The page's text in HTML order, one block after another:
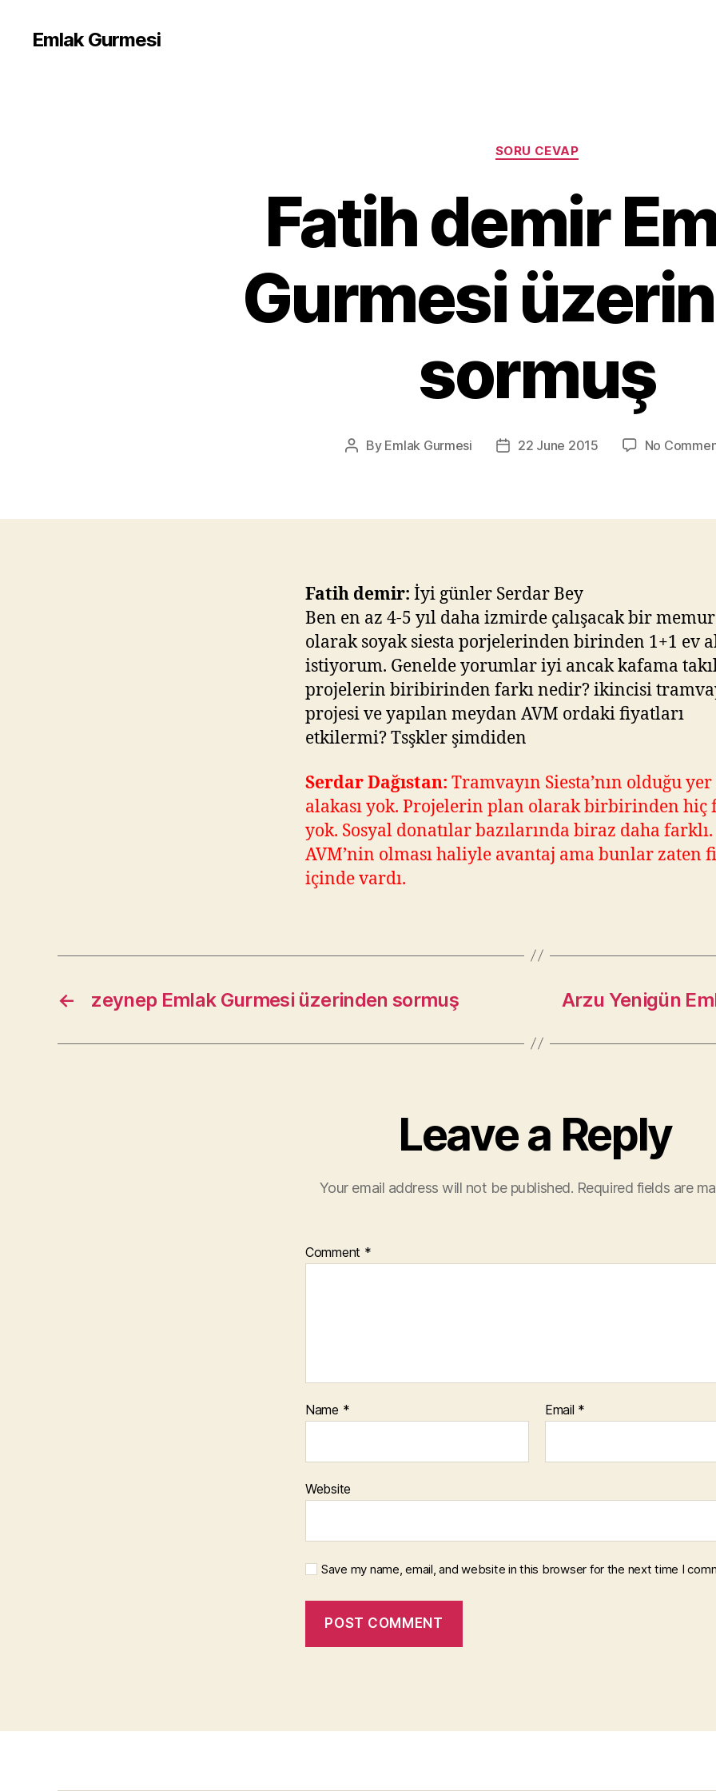
Emlak Gurmesi
Categories
SORU CEVAP
Fatih demir
Gurmesi
sormuş
Post
By Emlak Gurmesi
Post22 June 2015 No
Fatih demir: İyi günler Serdar Bey
Ben en az 4-5 yıl daha izmirde çalışacak bir memur
olarak soyak siesta porjelerinden birinden 1+1 ev
istiyorum. Genelde yorumlar iyi ancak kafama
projelerin biribirinden farkı nedir? ikincisi
projesi ve yapılan meydan AVM ordaki fiyatları
etkilermi? Tsşkler şimdiden
Serdar Dağıstan: Tramvayın Siesta’nın olduğu
alakası yok. Projelerin plan olarak birbirinden hiç
yok. Sosyal donatılar bazılarında biraz daha farklı.
AVM’nin olması haliyle avantaj ama bunlar zaten
içinde vardı.
← zeynep Emlak Gurmesi üzerinden sormuş Arzu Yenigün
Leave a Reply
Your email address will not be published. Required fields are
Comment *
Name * Email *
Website
Save my name, email, and website in this browser for the next time I